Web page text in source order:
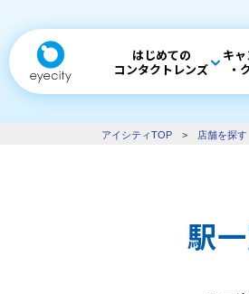
はじめての
コンタクトレンズ
キ
・
アイシティTOP > 店舗を探す
駅